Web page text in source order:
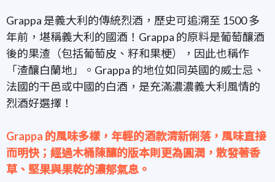
Grappa 是義大利的傳統烈酒，歷史可追溯至 1500 多
年前，堪稱義大利的國酒！ Grappa 的原料是葡萄釀酒
後的果渣（包括葡萄皮、籽和果梗），因此也稱作
「渣釀白蘭地」。Grappa 的地位如同英國的威士忌、
法國的干邑或中國的白酒，是充滿濃濃義大利風情的
烈酒好選擇！
Grappa 的風味多樣，年輕的酒款清新俐落，風味直接
而明快；經過木桶陳釀的版本則更為圓潤，散發著香
草、堅果與果乾的濃郁氣息。